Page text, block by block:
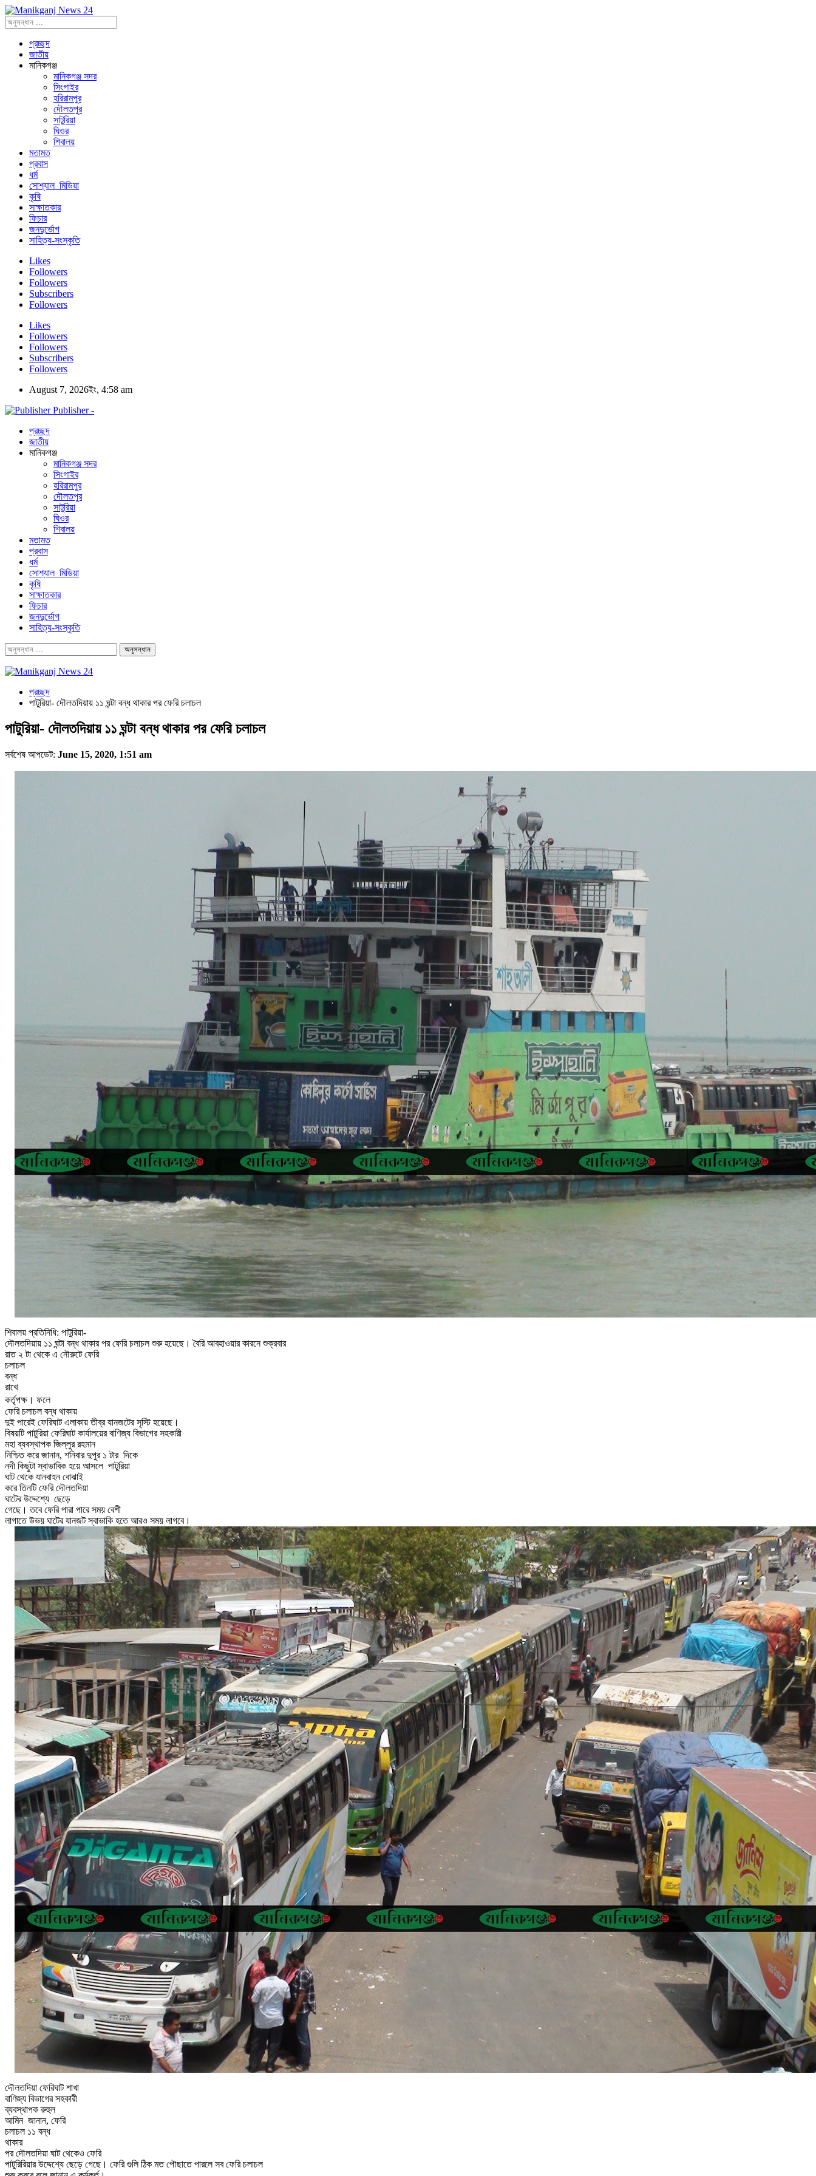
প্রচ্ছদ
জাতীয়
মানিকগঞ্জ
মানিকগঞ্জ সদর
সিংগাইর
হরিরামপুর
দৌলতপুর
সাটুরিয়া
ঘিওর
শিবালয়
মতামত
প্রবাস
ধর্ম
সোশ্যাল_মিডিয়া
কৃষি
সাক্ষাতকার
ফিচার
জনদুর্ভোগ
সাহিত্য-সংস্কৃতি
Likes
Followers
Followers
Subscribers
Followers
Likes
Followers
Followers
Subscribers
Followers
August 7, 2026ইং, 4:58 am
Publisher -
প্রচ্ছদ
জাতীয়
মানিকগঞ্জ
মানিকগঞ্জ সদর
সিংগাইর
হরিরামপুর
দৌলতপুর
সাটুরিয়া
ঘিওর
শিবালয়
মতামত
প্রবাস
ধর্ম
সোশ্যাল_মিডিয়া
কৃষি
সাক্ষাতকার
ফিচার
জনদুর্ভোগ
সাহিত্য-সংস্কৃতি
প্রচ্ছদ
পাটুরিয়া- দৌলতদিয়ায় ১১ ঘন্টা বন্ধ থাকার পর ফেরি চলাচল
পাটুরিয়া- দৌলতদিয়ায় ১১ ঘন্টা বন্ধ থাকার পর ফেরি চলাচল
সর্বশেষ আপডেট: June 15, 2020, 1:51 am
শিবালয় প্রতিনিধি: পাটুরিয়া-
দৌলতদিয়ায় ১১ ঘন্টা বন্ধ থাকার পর ফেরি চলাচল শুরু হয়েছে। বৈরি আবহাওয়ার কারনে শুক্রবার
রাত ২ টা থেকে এ নৌরুটে ফেরি
চলাচল
বন্ধ
রাখে
কর্তৃপক্ষ। ফলে
ফেরি চলাচল বন্ধ থাকায়
দুই পারেই ফেরিঘাট এলাকায় তীব্র যানজটের সৃস্টি হয়েছে।
বিষয়টি পাটুরিয়া ফেরিঘাট কার্যালয়ের বাণিজ্য বিভাগের সহকারী
মহা ব্যবস্থাপক জিল্লুর রহমান
নিশ্চিত করে জানান, শনিবার দুপুর ১ টার দিকে
নদী কিছুটা স্বাভাবিক হয়ে আসলে পাটুরিয়া
ঘাট থেকে যানবাহন বোঝাই
করে তিনটি ফেরি দৌলতদিয়া
ঘাটের উদ্দেশ্যে ছেড়ে
গেছে। তবে ফেরি পারা পারে সময় বেশী
লাগাতে উভয় ঘাটের যানজট স্বাভাকি হতে আরও সময় লাগবে।
দৌলতদিয়া ফেরিঘাট শাখা
বাণিজ্য বিভাগের সহকারী
ব্যবস্থাপক রুহুল
আমিন জানান, ফেরি
চলাচল ১১ বন্ধ
থাকার
পর দৌলতদিয়া ঘাট থেকেও ফেরি
পাটুরিরিয়ার উদ্দেশ্যে ছেড়ে গেছে। ফেরি গুলি ঠিক মত পৌছাতে পারলে সব ফেরি চলাচল